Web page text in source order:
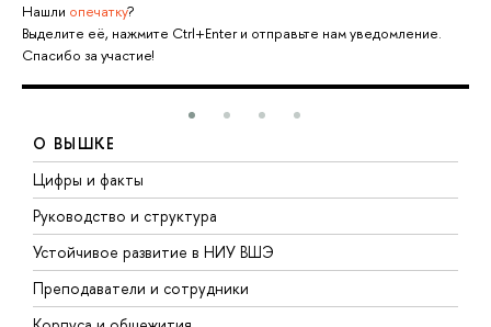
Нашли опечатку?
Выделите её, нажмите Ctrl+Enter и отправьте нам уведомление.
Спасибо за участие!
О ВЫШКЕ
Цифры и факты
Руководство и структура
Устойчивое развитие в НИУ ВШЭ
Преподаватели и сотрудники